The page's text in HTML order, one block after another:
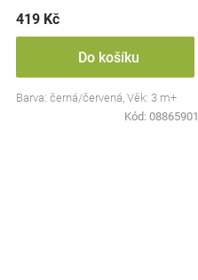
419 Kč
Do košíku
Barva: černá/červená, Věk: 3 m+
Kód: 08865901